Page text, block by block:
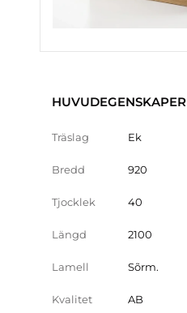
HUVUDEGENSKAPER
Träslag Ek
Bredd 920
Tjocklek 40
Längd 2100
Lamell Sõrm.
Kvalitet AB